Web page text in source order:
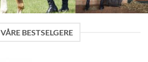
VÅRE BESTSELGERE